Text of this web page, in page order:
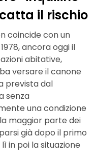
il rischio
coincide con un
ancora oggi il
abitative,
versare il canone
prevista dal
senza
una condizione
maggior parte dei
già dopo il primo
in poi la situazione